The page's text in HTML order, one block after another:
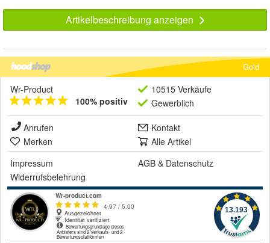
Artikelbeschreibung anzeigen
Gold
Wr-Product
100% positiv
10515 Verkäufe
Gewerblich
Anrufen
Kontakt
Merken
Alle Artikel
Impressum
AGB & Datenschutz
Widerrufsbelehrung